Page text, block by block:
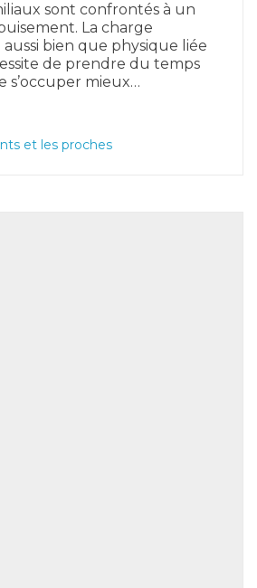
sont confrontés à un
La charge
bien que physique liée
de prendre du temps
s’occuper mieux…
et les proches